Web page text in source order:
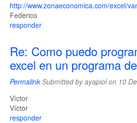
http://www.zonaeconomica.com/excel/
Federico
responder
Re: Como puedo
excel en un programa
PermalinkSubmitted byayapiolon 10
Víctor
Víctor
responder